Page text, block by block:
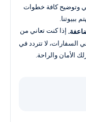
وتوضيح كافة خطوات
ببيوتنا.
إذا كنت تعاني من
لا تتردد في
الأمان والراحة.